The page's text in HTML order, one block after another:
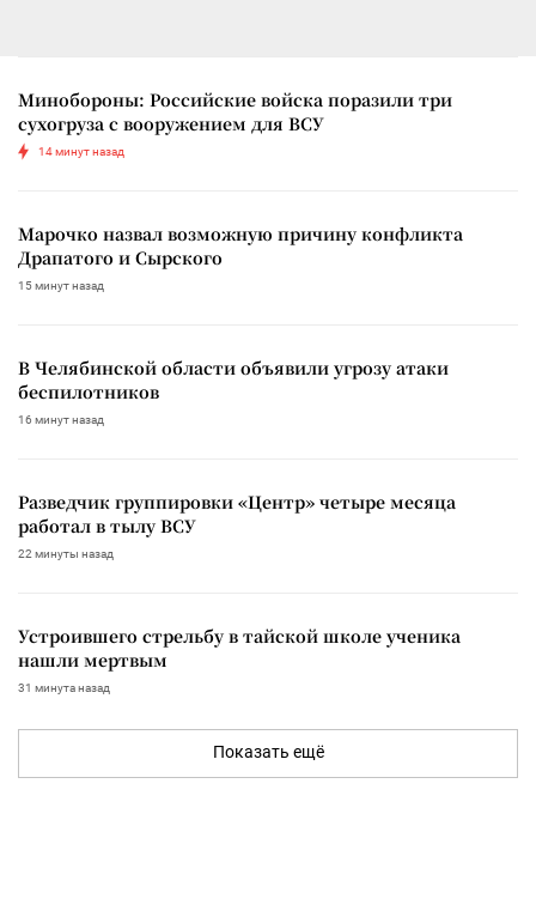
Минобороны: Российские войска поразили три
сухогруза с вооружением для ВСУ
14 минут назад
Марочко назвал возможную причину конфликта
Драпатого и Сырского
15 минут назад
В Челябинской области объявили угрозу атаки
беспилотников
16 минут назад
Разведчик группировки «Центр» четыре месяца
работал в тылу ВСУ
22 минуты назад
Устроившего стрельбу в тайской школе ученика
нашли мертвым
31 минута назад
Показать ещё